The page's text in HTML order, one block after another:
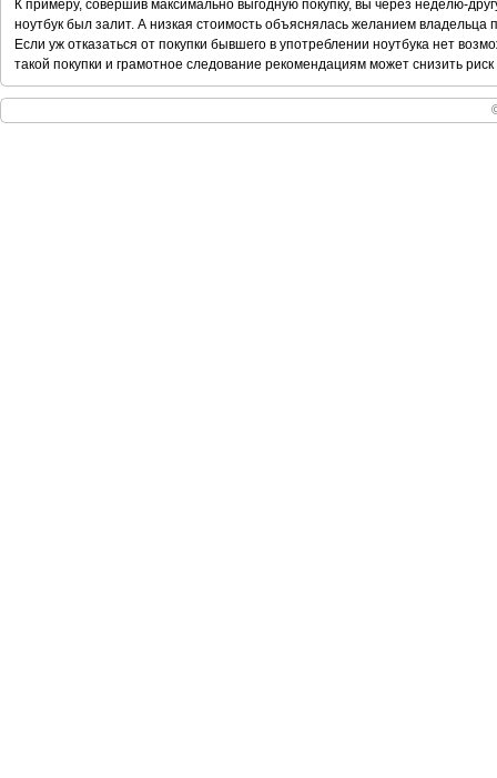
К примеру, совершив максимально выгодную покупку, вы через неделю-
ноутбук был залит. А низкая стоимость объяснялась желанием владельца
Если уж отказаться от покупки бывшего в употреблении ноутбука нет
такой покупки и грамотное следование рекомендациям может снизить